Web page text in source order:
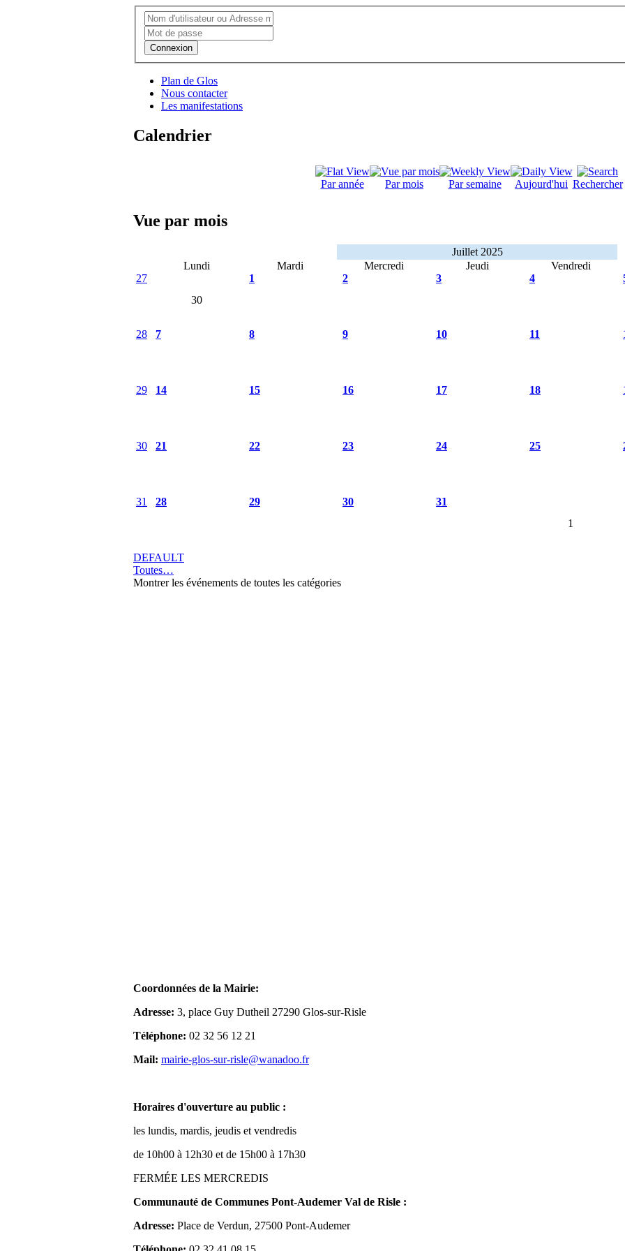
Connexion
Plan de Glos
Nous contacter
Les manifestations
Calendrier
Par année Par mois Par semaine Aujourd'hui Rechercher
Vue par mois
Juillet 2025
Lundi
Mardi Mercredi Jeudi Vendredi
27
30
1 2 3 4
28 7 8 9 10 11
29 14 15 16 17 18
30 21 22 23 24 25
31 28 29 30
31
1
DEFAULT
Toutes…
Montrer les événements de toutes les catégories
Coordonnées de la Mairie:
Adresse: 3, place Guy Dutheil 27290 Glos-sur-Risle
Téléphone: 02 32 56 12 21
Mail: mairie-glos-sur-risle@wanadoo.fr
Horaires d'ouverture au public :
les lundis, mardis, jeudis et vendredis
de 10h00 à 12h30 et de 15h00 à 17h30
FERMÉE LES MERCREDIS
Communauté de Communes Pont-Audemer Val de Risle :
Adresse: Place de Verdun, 27500 Pont-Audemer